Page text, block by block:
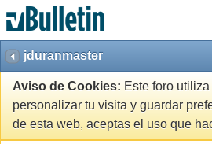
jduranmaster
Aviso de Cookies: Este foro
personalizar tu visita y guardar
de esta web, aceptas el uso que